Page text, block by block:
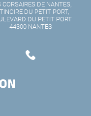
CORSAIRES DE NANTES,
DU PETIT PORT,
DU PETIT PORT
44300 NANTES